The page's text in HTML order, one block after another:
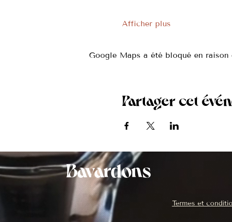
Afficher plus
Google Maps a été bloqué en
Partager cet
Bavardons
Termes et